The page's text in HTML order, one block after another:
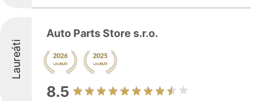
Laureáti
Auto Parts Store s.r.o.
8.5